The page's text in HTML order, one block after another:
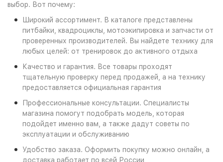
выбор. Вот почему:
Широкий ассортимент. В каталоге представлены
питбайки, квадроциклы, мотоэкипировка и запчасти от
проверенных производителей. Вы найдете технику для
любых целей: от тренировок до активного отдыха
Качество и гарантия. Все товары проходят
тщательную проверку перед продажей, а на технику
предоставляется официальная гарантия
Профессиональные консультации. Специалисты
магазина помогут подобрать модель, которая
подойдет именно вам, а также дадут советы по
эксплуатации и обслуживанию
Удобство заказа. Оформить покупку можно онлайн, а
доставка работает по всей России